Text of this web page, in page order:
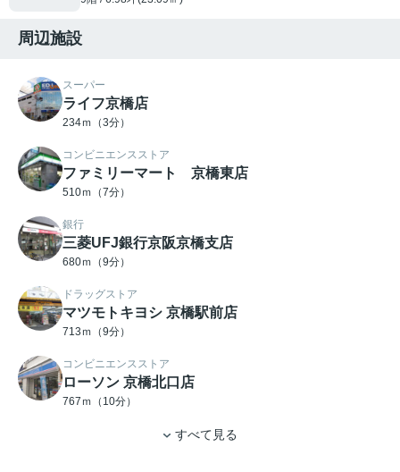
周辺施設
スーパー
ライフ京橋店
234ｍ（3分）
コンビニエンスストア
ファミリーマート 京橋東店
510ｍ（7分）
銀行
三菱UFJ銀行京阪京橋支店
680ｍ（9分）
ドラッグストア
マツモトキヨシ 京橋駅前店
713ｍ（9分）
コンビニエンスストア
ローソン 京橋北口店
767ｍ（10分）
すべて見る